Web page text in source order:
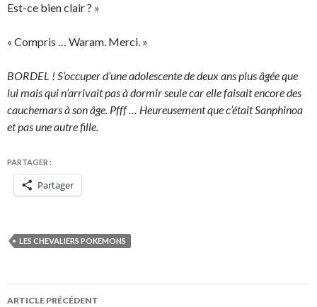
Est-ce bien clair ? »
« Compris … Waram. Merci. »
BORDEL ! S’occuper d’une adolescente de deux ans plus âgée que
lui mais qui n’arrivait pas à dormir seule car elle faisait encore des
cauchemars à son âge. Pfff … Heureusement que c’était Sanphinoa
et pas une autre fille.
PARTAGER :
Partager
LES CHEVALIERS POKEMONS
Navigation
ARTICLE PRÉCÉDENT